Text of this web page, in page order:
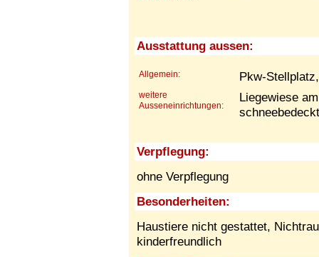
Ausstattung aussen:
Allgemein: Pkw-
weitere
Ausseneinrichtungen:
Liegewiese
schneebedeckt
Verpflegung:
ohne Verpflegung
Besonderheiten:
Haustiere nicht gestattet,
kinderfreundlich